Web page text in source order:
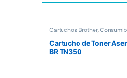
Cartuchos Brother,
Cartucho de Toner
BR TN350